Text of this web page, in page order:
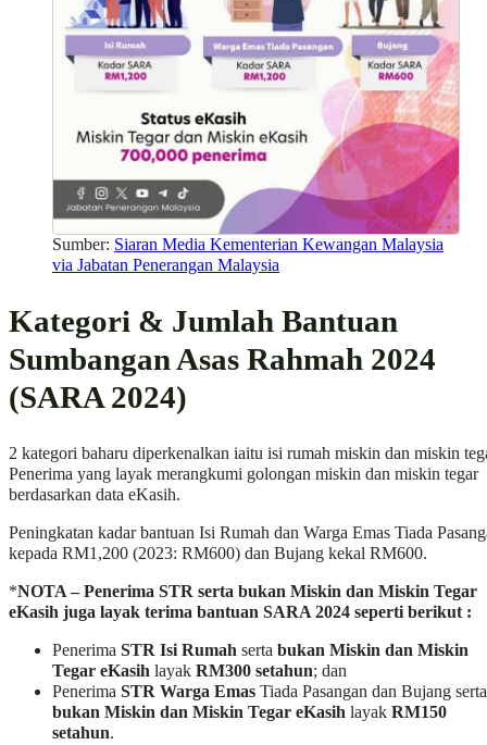
Sumber: Siaran Media Kementerian Kewangan Malaysia
via Jabatan Penerangan Malaysia
Kategori & Jumlah Bantuan
Sumbangan Asas Rahmah 2024
(SARA 2024)
2 kategori baharu diperkenalkan iaitu isi rumah miskin dan miskin
Penerima yang layak merangkumi golongan miskin dan miskin tegar
berdasarkan data eKasih.
Peningkatan kadar bantuan Isi Rumah dan Warga Emas Tiada
kepada RM1,200 (2023: RM600) dan Bujang kekal RM600.
*NOTA – Penerima STR serta bukan Miskin dan Miskin Tegar
eKasih juga layak terima bantuan SARA 2024 seperti berikut :
Penerima STR Isi Rumah serta bukan Miskin dan Miskin
Tegar eKasih layak RM300 setahun; dan
Penerima STR Warga Emas Tiada Pasangan dan Bujang serta
bukan Miskin dan Miskin Tegar eKasih layak RM150
setahun.